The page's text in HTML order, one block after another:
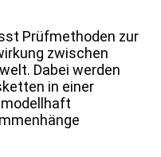
Prüfmethoden zur
zwischen
Dabei werden
in einer